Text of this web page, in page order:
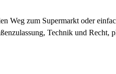
Weg zum Supermarkt oder
Technik und Recht,